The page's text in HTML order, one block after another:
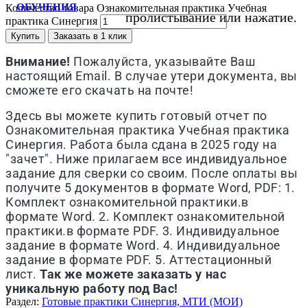
ОБУЧЕНИЯ
пролистывание или нажатие.
Количество товара Ознакомительная практика Учебная
практика Синергия
Купить Заказать в 1 клик
Внимание! Пожалуйста, указывайте Ваш
настоящий Email. В случае утери документа, вы
сможете его скачать на почте!
Здесь вы можете купить готовый отчет по
Ознакомительная практика Учебная практика
Синергия. Работа была сдана в 2025 году на
"зачет". Ниже прилагаем все индивидуальное
задание для сверки со своим. После оплаты вы
получите 5 документов в формате Word, PDF: 1.
Комплект ознакомительной практики.в
формате Word. 2. Комплект ознакомительной
практики.в формате PDF. 3. Индивидуальное
задание в формате Word. 4. Индивидуальное
задание в формате PDF. 5. Аттестационный
лист.Так же можете заказать у нас
уникальную работу под Вас!
Раздел: Готовые практики Синергия, МТИ (МОИ)